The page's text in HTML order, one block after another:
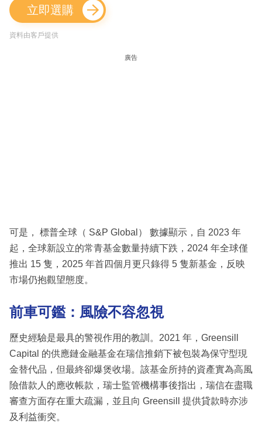
立即選購
資料由客戶提供
廣告
可是， 標普全球（ S&P Global） 數據顯示，自 2023 年
起，全球新設立的常青基金數量持續下跌，2024 年全球僅
推出 15 隻，2025 年首四個月更只錄得 5 隻新基金，反映
市場仍抱觀望態度。
前車可鑑：風險不容忽視
歷史經驗是最具的警視作用的教訓。2021 年，Greensill
Capital 的供應鏈金融基金在瑞信推銷下被包裝為保守型現
金替代品，但最終卻爆煲收場。該基金所持的資產實為高風
險借款人的應收帳款，瑞士監管機構事後指出，瑞信在盡職
審查方面存在重大疏漏，並且向 Greensill 提供貸款時亦涉
及利益衝突。